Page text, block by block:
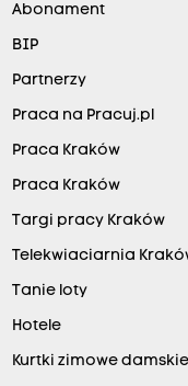
Abonament
BIP
Partnerzy
Praca na Pracuj.pl
Praca Kraków
Praca Kraków
Targi pracy Kraków
Telekwiaciarnia
Tanie loty
Hotele
Kurtki zimowe damskie